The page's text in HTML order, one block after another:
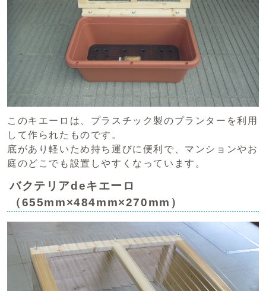
このキエーロは、プラスチック製のプランターを利用
して作られたものです。
底があり軽いため持ち運びに便利で、マンションやお
庭のどこでも設置しやすくなっています。
バクテリアdeキエーロ
（655mm×484mm×270mm）